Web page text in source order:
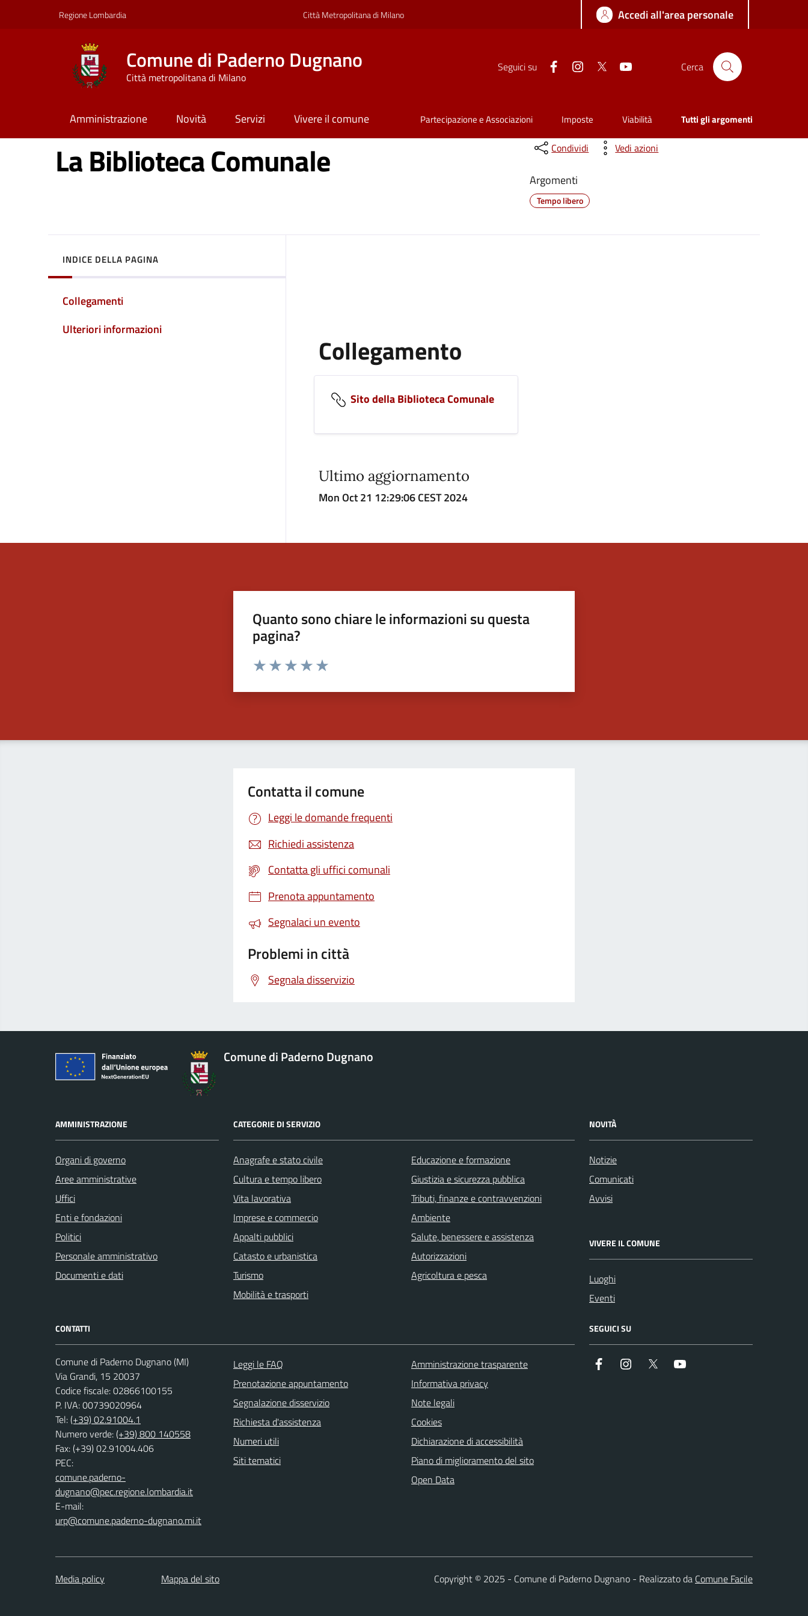
Regione Lombardia Città Metropolitana di Milano Accedi all'area personale
Comune di Paderno Dugnano
Città metropolitana di Milano
Seguici su Facebook InstagramTwitter Cerca
Amministrazione Novità Servizi Vivere il comune Partecipazione e Associazioni Imposte Viabilità Tutti gli argomenti
La Biblioteca Comunale Condividi Vedi azioni
Argomenti
Tempo libero
INDICE DELLA PAGINA
Collegamenti
Ulteriori informazioni
Collegamento
Sito della Biblioteca Comunale
Ultimo aggiornamento
Mon Oct 21 12:29:06 CEST 2024
Quanto sono chiare le informazioni su questa
pagina?
Valuta da 1 a 5 stelle la pagina
Contatta il comune
Leggi le domande frequenti
Richiedi assistenza
Contatta gli uffici comunali
Prenota appuntamento
Segnalaci un evento
Problemi in città
Segnala disservizio
Comune di Paderno Dugnano
AMMINISTRAZIONE
Organi di governo
Aree amministrative
Uffici
Enti e fondazioni
Politici
Personale amministrativo
Documenti e dati
CATEGORIE DI SERVIZIO
Anagrafe e stato civile
Cultura e tempo libero
Vita lavorativa
Imprese e commercio
Appalti pubblici
Catasto e urbanistica
Turismo
Mobilità e trasporti
Educazione e formazione
Giustizia e sicurezza pubblica
Tributi, finanze e contravvenzioni
Ambiente
Salute, benessere e assistenza
Autorizzazioni
Agricoltura e pesca
NOVITÀ
Notizie
Comunicati
Avvisi
VIVERE IL COMUNE
Luoghi
Eventi
CONTATTI
Comune di Paderno Dugnano (MI)
Via Grandi, 15 20037
Codice fiscale: 02866100155
P. IVA: 00739020964
Tel:(+39) 02.91004.1
Numero verde:(+39) 800 140558
Fax: (+39) 02.91004.406
PEC:
comune.paderno-
dugnano@pec.regione.lombardia.it
E-mail:
urp@comune.paderno-dugnano.mi.it
Leggi le FAQ
Prenotazione appuntamento
Segnalazione disservizio
Richiesta d'assistenza
Numeri utili
Siti tematici
Amministrazione trasparente
Informativa privacy
Note legali
Cookies
Dichiarazione di accessibilità
Piano di miglioramento del sito
Open Data
SEGUICI SU
Facebook InstagramTwitter
Media policy Mappa del sito Copyright © 2025 - Comune di Paderno Dugnano - Realizzato da Comune Facile